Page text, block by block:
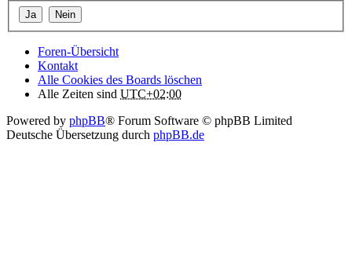
Foren-Übersicht
Kontakt
Alle Cookies des Boards löschen
Alle Zeiten sind UTC+02:00
Powered by phpBB® Forum Software © phpBB Limited
Deutsche Übersetzung durch phpBB.de